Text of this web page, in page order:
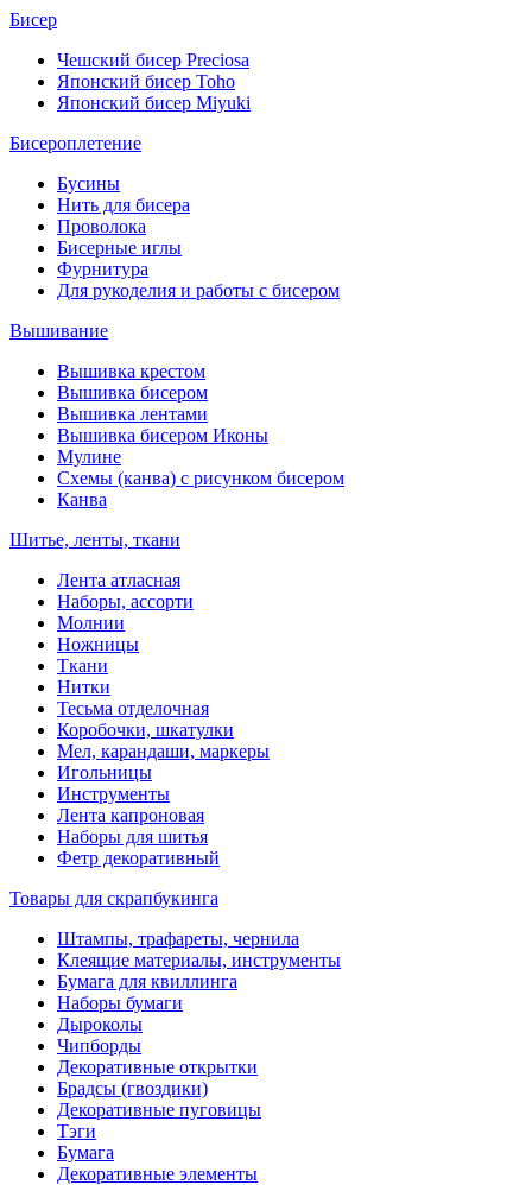
Бисер
Чешский бисер Preciosa
Японский бисер Toho
Японский бисер Miyuki
Бисероплетение
Бусины
Нить для бисера
Проволока
Бисерные иглы
Фурнитура
Для рукоделия и работы с бисером
Вышивание
Вышивка крестом
Вышивка бисером
Вышивка лентами
Вышивка бисером Иконы
Мулине
Схемы (канва) с рисунком бисером
Канва
Шитье, ленты, ткани
Лента атласная
Наборы, ассорти
Молнии
Ножницы
Ткани
Нитки
Тесьма отделочная
Коробочки, шкатулки
Мел, карандаши, маркеры
Игольницы
Инструменты
Лента капроновая
Наборы для шитья
Фетр декоративный
Товары для скрапбукинга
Штампы, трафареты, чернила
Клеящие материалы, инструменты
Бумага для квиллинга
Наборы бумаги
Дыроколы
Чипборды
Декоративные открытки
Брадсы (гвоздики)
Декоративные пуговицы
Тэги
Бумага
Декоративные элементы